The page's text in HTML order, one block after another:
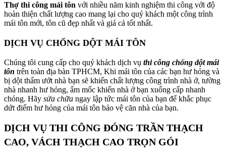
Thợ thi công mái tôn với nhiều năm kinh nghiệm thi công với độ
hoàn thiện chất lượng cao mang lại cho quý khách một công trình
mái tôn mới, tôn cũ đẹp nhất và giá cả tốt nhất.
DỊCH VỤ CHỐNG DỘT MÁI TÔN
Chúng tôi cung cấp cho quý khách dịch vụ thi công chống dột mái
tôn trên toàn địa bàn TPHCM, Khi mái tôn của các bạn hư hỏng và
bị dột thấm ướt nhà bạn sẽ khiến chất lượng công trình nhà ở, tường
nhà nhanh hư hỏng, ẩm mốc khiến nhà ở bạn xuống cấp nhanh
chóng. Hãy sửa chữa ngay lập tức mái tôn của bạn để khắc phục
dứt điểm hư hỏng của mái tôn bảo vệ căn nhà của bạn.
DỊCH VỤ THI CÔNG ĐÓNG TRẦN THẠCH
CAO, VÁCH THẠCH CAO TRỌN GÓI